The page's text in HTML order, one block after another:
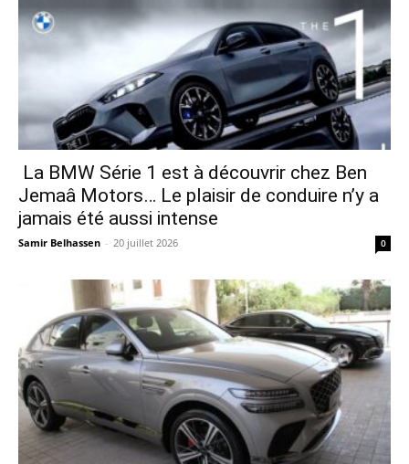
La BMW Série 1 est à découvrir chez Ben
Jemaâ Motors… Le plaisir de conduire n’y a
jamais été aussi intense
Samir Belhassen - 20 juillet 2026 0